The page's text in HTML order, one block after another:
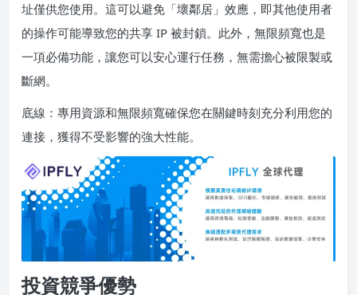
址僅供您使用。這可以避免「壞鄰居」效應，即其他使用者
的操作可能導致您的共享 IP 被封鎖。此外，無限頻寬也是
一項必備功能，讓您可以安心運行任務，無需擔心被限製或
斷網。
底線：專用資源和無限頻寬確保您在關鍵時刻充分利用您的
連接，獲得不受影響的強大性能。
投資競爭優勢